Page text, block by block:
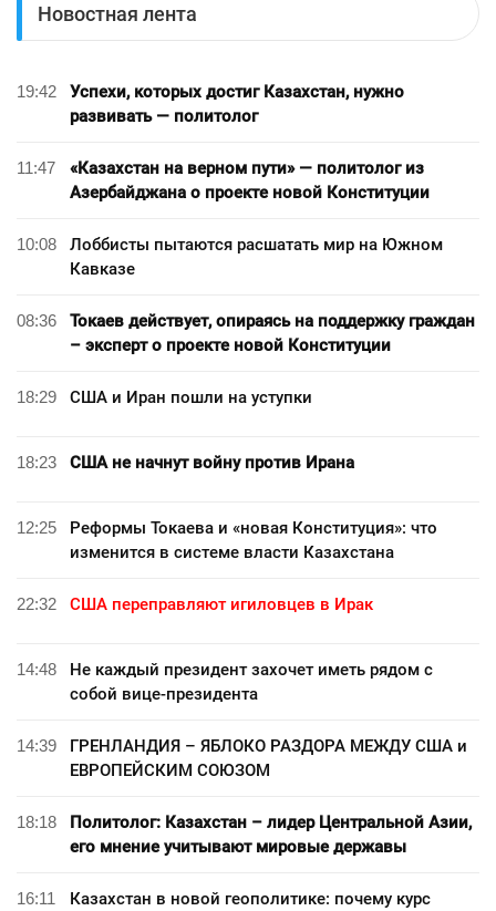
Новостная лента
19:42
Успехи, которых достиг Казахстан, нужно
развивать — политолог
11:47
«Казахстан на верном пути» — политолог из
Азербайджана о проекте новой Конституции
10:08
Лоббисты пытаются расшатать мир на Южном
Кавказе
08:36
Токаев действует, опираясь на поддержку граждан
– эксперт о проекте новой Конституции
18:29 США и Иран пошли на уступки
18:23 США не начнут войну против Ирана
12:25
Реформы Токаева и «новая Конституция»: что
изменится в системе власти Казахстана
22:32 США переправляют игиловцев в Ирак
14:48
Не каждый президент захочет иметь рядом с
собой вице-президента
14:39
ГРЕНЛАНДИЯ – ЯБЛОКО РАЗДОРА МЕЖДУ США и
ЕВРОПЕЙСКИМ СОЮЗОМ
18:18
Политолог: Казахстан – лидер Центральной Азии,
его мнение учитывают мировые державы
16:11
Казахстан в новой геополитике: почему курс